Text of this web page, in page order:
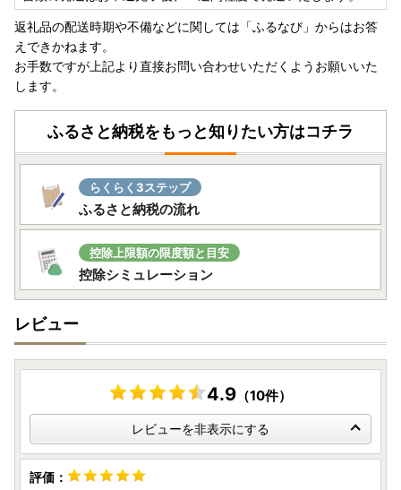
返礼品の配送時期や不備などに関しては「ふるなび」からはお答
えできかねます。
お手数ですが上記より直接お問い合わせいただくようお願いいた
します。
ふるさと納税をもっと知りたい方はコチラ
らくらく3ステップ
ふるさと納税の流れ
控除上限額の限度額と目安
控除シミュレーション
レビュー
4.9 （10件）
レビューを非表示にする